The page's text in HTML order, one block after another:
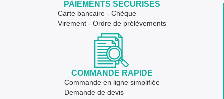
PAIEMENTS SÉCURISÉS
Carte bancaire - Chèque
Virement - Ordre de prélèvements
COMMANDE RAPIDE
Commande en ligne simplifiée
Demande de devis